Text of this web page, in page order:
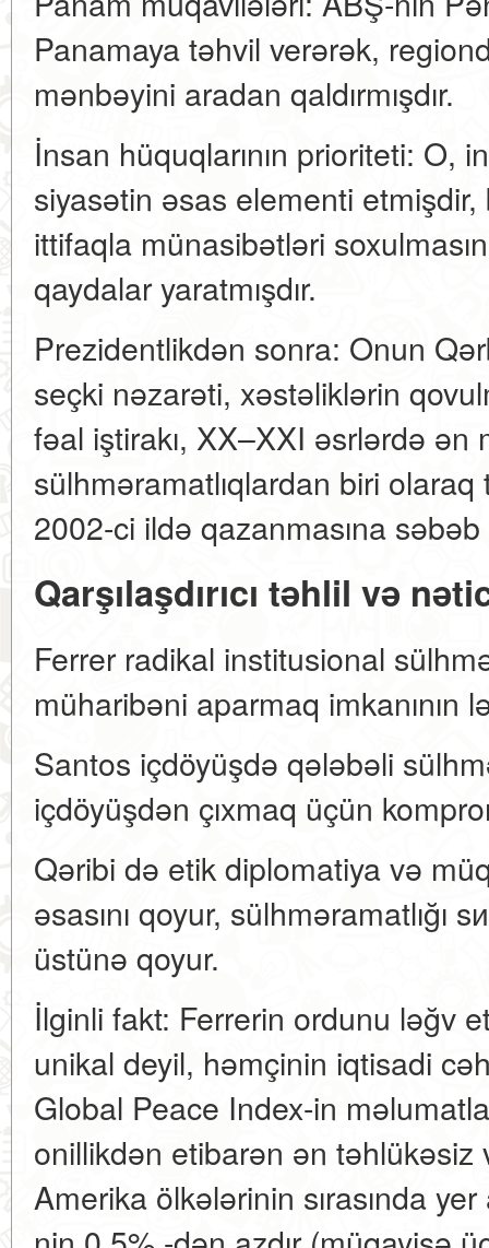
Panamaya təhvil verərək,
mənbəyini aradan qaldırmışdır.
İnsan hüquqlarının prioriteti: O,
siyasətin əsas elementi
ittifaqla münasibətləri
qaydalar yaratmışdır.
Prezidentlikdən sonra: Onun
seçki nəzarəti, xəstəliklərin
fəal iştirakı, XX–XXI əsrlərdə ən
sülhməramatlıqlardan biri olaraq
2002-ci ildə qazanmasına
Qarşılaşdırıcı təhlil və
Ferrer radikal institusional
müharibəni aparmaq imkanının
Santos içdöyüşdə qələbəli
içdöyüşdən çıxmaq üçün
Qəribi də etik diplomatiya və
əsasını qoyur, sülhməramatlığı
üstünə qoyur.
İlginli fakt: Ferrerin ordunu ləğv
unikal deyil, həmçinin iqtisadi
Global Peace Index-in
onillikdən etibarən ən
Amerika ölkələrinin sırasında